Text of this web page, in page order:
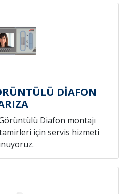
DİAFON
Diafon montajı
tamirleri için servis hizmeti